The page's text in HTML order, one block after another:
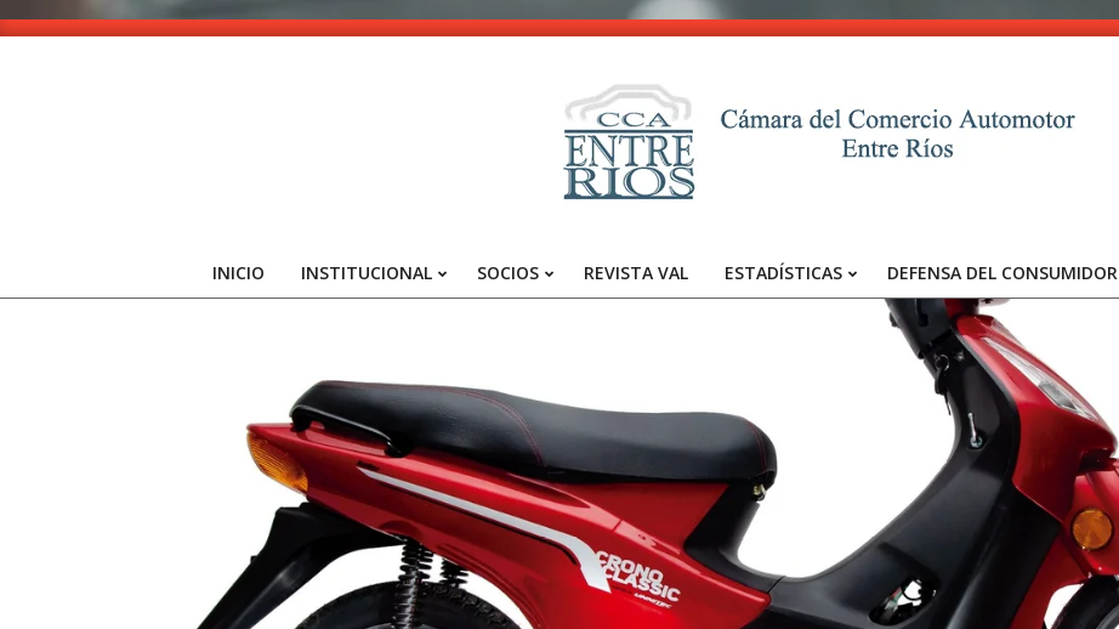
Skip
-
Entre
Primary
Navigation
INICIO INSTITUCIONAL SOCIOS REVISTA VAL ESTADÍSTICAS DEFENSA DEL CONSUMIDOR